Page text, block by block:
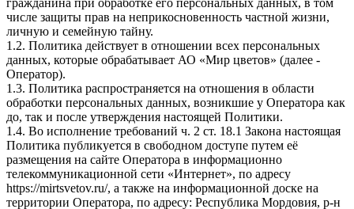
гражданина при обработке его персональных данных, в том
числе защиты прав на неприкосновенность частной жизни,
личную и семейную тайну.
1.2. Политика действует в отношении всех персональных
данных, которые обрабатывает АО «Мир цветов» (далее -
Оператор).
1.3. Политика распространяется на отношения в области
обработки персональных данных, возникшие у Оператора как
до, так и после утверждения настоящей Политики.
1.4. Во исполнение требований ч. 2 ст. 18.1 Закона настоящая
Политика публикуется в свободном доступе путем её
размещения на сайте Оператора в информационно
телекоммуникационной сети «Интернет», по адресу
https://mirtsvetov.ru/, а также на информационной доске на
территории Оператора, по адресу: Республика Мордовия, р-н